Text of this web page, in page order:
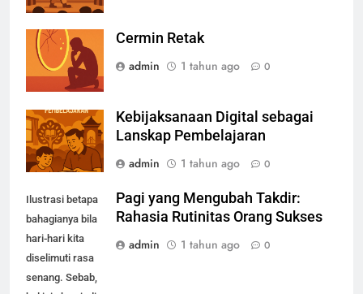
Cermin Retak
admin
1 tahun ago 0
Kebijaksanaan Digital sebagai
Lanskap Pembelajaran
admin
1 tahun ago 0
Ilustrasi betapa
bahagianya bila
hari-hari kita
diselimuti rasa
senang. Sebab,
Pagi yang Mengubah Takdir:
Rahasia Rutinitas Orang Sukses
admin
1 tahun ago 0